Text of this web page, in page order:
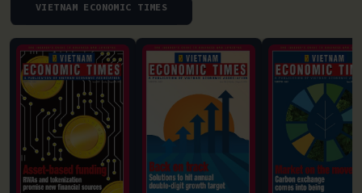
VIETNAM ECONOMIC TIMES